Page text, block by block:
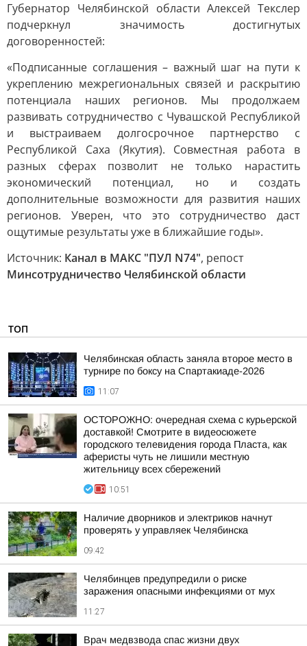
Губернатор Челябинской области Алексей Текслер
подчеркнул значимость достигнутых
договоренностей:
«Подписанные соглашения – важный шаг на пути к
укреплению межрегиональных связей и раскрытию
потенциала наших регионов. Мы продолжаем
развивать сотрудничество с Чувашской Республикой
и выстраиваем долгосрочное партнерство с
Республикой Саха (Якутия). Совместная работа в
разных сферах позволит не только нарастить
экономический потенциал, но и создать
дополнительные возможности для развития наших
регионов. Уверен, что это сотрудничество даст
ощутимые результаты уже в ближайшие годы».
Источник: Канал в МАКС "ПУЛ N74", репост
Минсотрудничество Челябинской области
ТОП
Челябинская область заняла второе место в
турнире по боксу на Спартакиаде-2026
11:07
ОСТОРОЖНО: очередная схема с курьерской
доставкой! Смотрите в видеосюжете
городского телевидения города Пласта, как
аферисты чуть не лишили местную
жительницу всех сбережений
10:51
Наличие дворников и электриков начнут
проверять у управляек Челябинска
09:42
Челябинцев предупредили о риске
заражения опасными инфекциями от мух
11:27
Врач медвзвода спас жизни двух